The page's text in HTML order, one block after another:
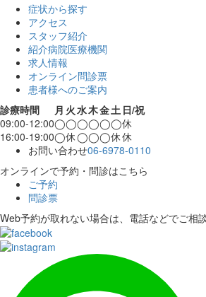
症状から探す
アクセス
スタッフ紹介
紹介病院医療機関
求人情報
オンライン問診票
患者様へのご案内
診療時間
月 火水木金土 日/祝
09:00-12:00◯◯◯◯◯◯休
16:00-19:00◯休◯◯◯休休
お問い合わせ06-6978-0110
オンラインで予約・問診はこちら
ご予約
問診票
Web予約が取れない場合は、電話などでご相